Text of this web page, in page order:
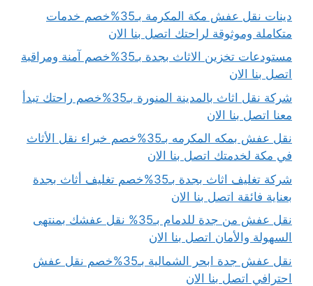
دينات نقل عفش مكة المكرمة بـ35%خصم خدمات
متكاملة وموثوقة لراحتك اتصل بنا الان
مستودعات تخزين الاثاث بجدة بـ35%خصم آمنة ومراقبة
اتصل بنا الان
شركة نقل اثاث بالمدينة المنورة بـ35%خصم راحتك تبدأ
معنا اتصل بنا الان
نقل عفش بمكه المكرمه بـ35%خصم خبراء نقل الأثاث
في مكة لخدمتك اتصل بنا الان
شركة تغليف اثاث بجدة بـ35%خصم تغليف أثاث بجدة
بعناية فائقة اتصل بنا الان
نقل عفش من جدة للدمام بـ35% نقل عفشك بمنتهى
السهولة والأمان اتصل بنا الان
نقل عفش جدة ابحر الشمالية بـ35%خصم نقل عفش
احترافي اتصل بنا الان